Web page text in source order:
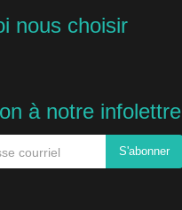
nous choisir
à notre infolettre